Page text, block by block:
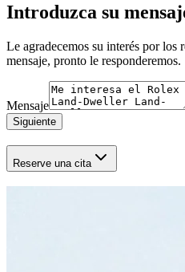
Introduzca su
Le agradecemos su interés por los
mensaje, pronto le responderemos.
Mensaje
Siguiente
Reserve una cita